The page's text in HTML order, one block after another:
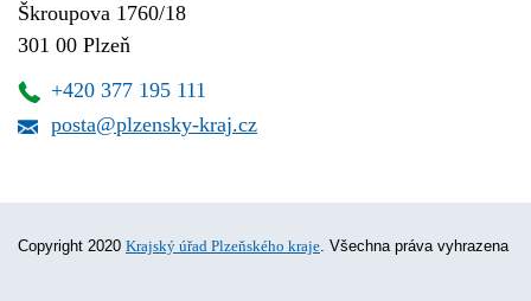
Škroupova 1760/18
301 00 Plzeň
+420 377 195 111
posta@plzensky-kraj.cz
Copyright 2020 Krajský úřad Plzeňského kraje. Všechna práva vyhrazena